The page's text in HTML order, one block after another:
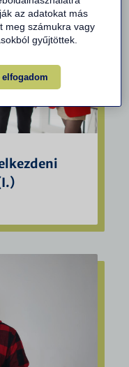
az adatokat más
meg számukra vagy
gyűjtöttek.
elfogadom